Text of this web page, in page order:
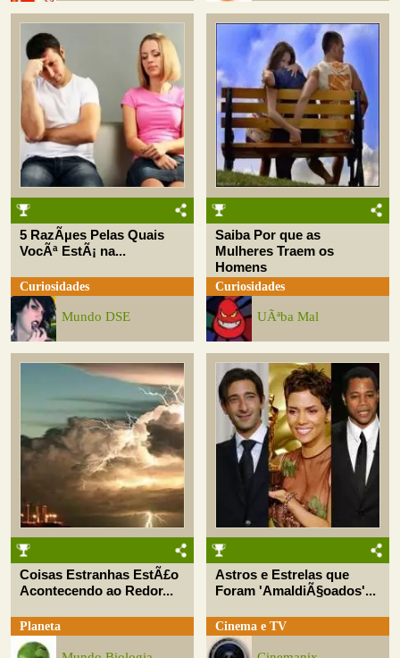
5 RazÃµes Pelas Quais
VocÃª EstÃ¡ na...
Curiosidades
Mundo DSE
Saiba Por que as
Mulheres Traem os
Homens
Curiosidades
UÃªba Mal
Coisas Estranhas EstÃ£o
Acontecendo ao Redor...
Planeta
Astros e Estrelas que
Foram 'AmaldiÃ§oados'...
Cinema e TV